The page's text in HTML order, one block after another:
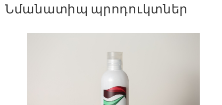
Նմանատիպ պրոդուկտներ